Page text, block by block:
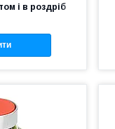
і в роздріб